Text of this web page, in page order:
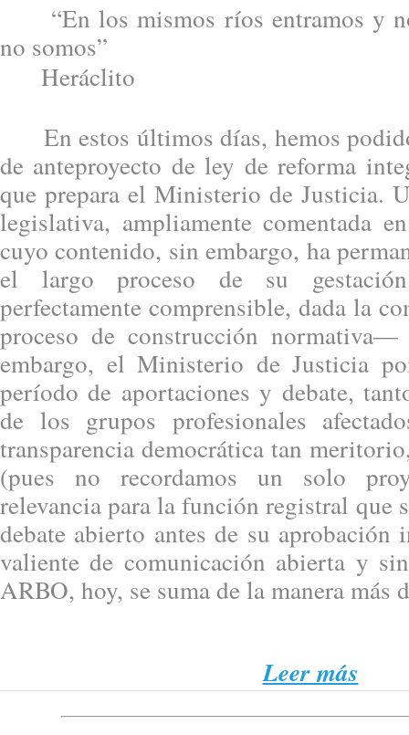
“En los mismos ríos entramos y
no somos”
Heráclito
En estos últimos días, hemos
de anteproyecto de ley de reforma
que prepara el Ministerio de Justicia.
legislativa, ampliamente comentada
cuyo contenido, sin embargo, ha
el largo proceso de su
perfectamente comprensible, dada la
proceso de construcción
embargo, el Ministerio de Justicia
período de aportaciones y debate,
de los grupos profesionales
transparencia democrática tan
(pues no recordamos un solo
relevancia para la función registral que
debate abierto antes de su
valiente de comunicación abierta y
ARBO, hoy, se suma de la manera más
Leer más